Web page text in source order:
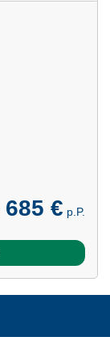
685 € p.P.